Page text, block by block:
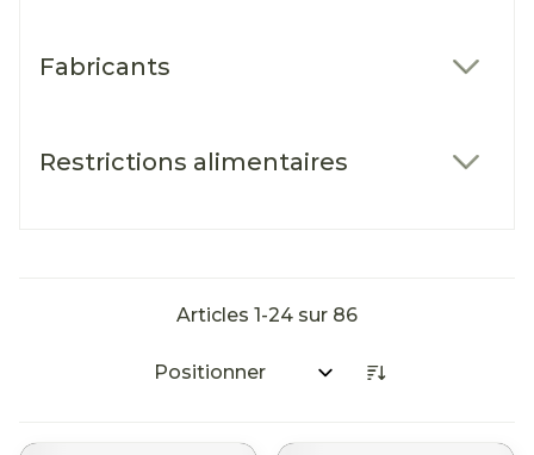
Fabricants
Restrictions alimentaires
Articles 1-24 sur 86
Trier par: